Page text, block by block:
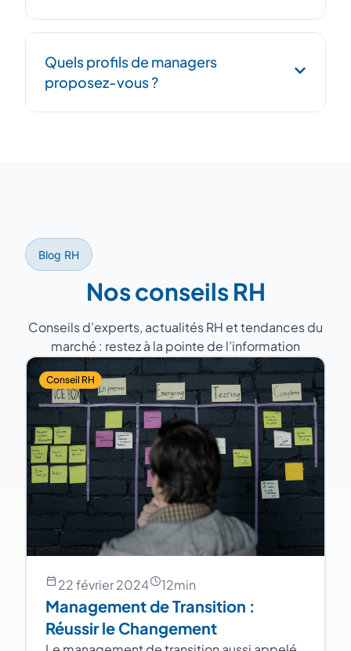
selon vos besoins.
documentation des processus, passation au
successeur et période de recouvrement
pour garantir la continuité.
Quels profils de managers
proposez-vous ?
Blog RH
Nos conseils RH
Conseils d’experts, actualités RH et tendances du
marché : restez à la pointe de l’information
Conseil RH
22 février 2024 12min
Management de Transition :
Réussir le Changement